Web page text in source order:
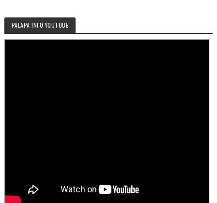
PALAPA INFO YOUTUBE